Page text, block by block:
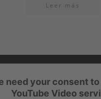
Leer más
need your consent
YouTube Video